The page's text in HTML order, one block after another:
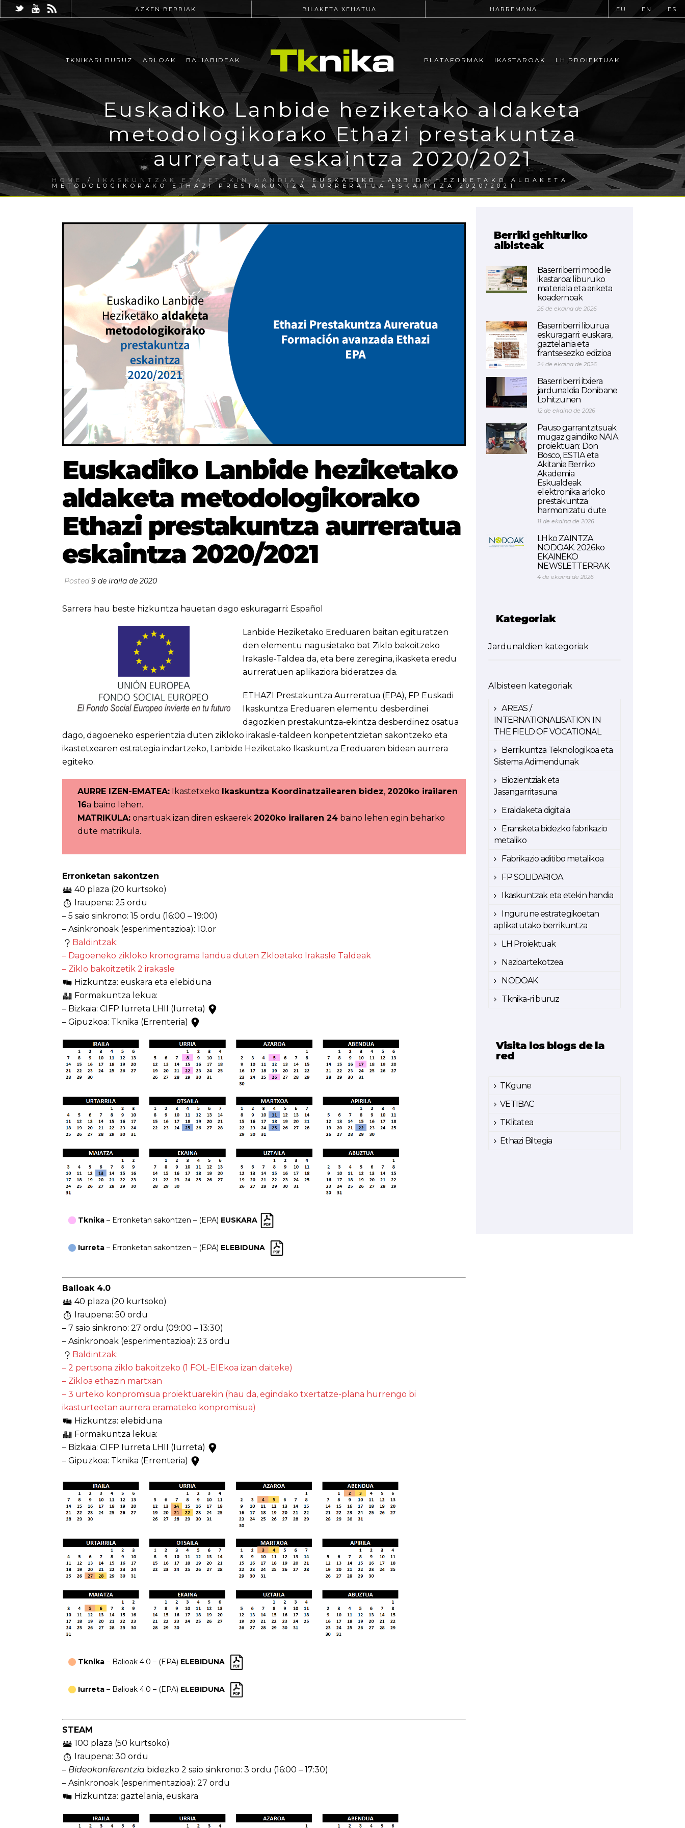
AZKEN BERRIAK BILAKETA XEHATUA HARREMANA EU EN ES
TKNIKARI BURUZ ARLOAK BALIABIDEAK PLATAFORMAK IKASTAROAK LH PROIEKTUAK
Euskadiko Lanbide heziketako aldaketa
metodologikorako Ethazi prestakuntza
aurreratua eskaintza 2020/2021
HOME / IKASKUNTZAK ETA ETEKIN HANDIA / EUSKADIKO LANBIDE HEZIKETAKO ALDAKETA
METODOLOGIKORAKO ETHAZI PRESTAKUNTZA AURRERATUA ESKAINTZA 2020/2021
Euskadiko Lanbide heziketako
aldaketa metodologikorako
Ethazi prestakuntza aurreratua
eskaintza 2020/2021
Posted9 de iraila de 2020
Sarrera hau beste hizkuntza hauetan dago eskuragarri: Español
Lanbide Heziketako Ereduaren baitan egituratzen
den elementu nagusietako bat Ziklo bakoitzeko
Irakasle-Taldea da, eta bere zeregina, ikasketa eredu
aurreratuen aplikaziora bideratzea da.
ETHAZI Prestakuntza Aurreratua (EPA), FP Euskadi
Ikaskuntza Ereduaren elementu desberdinei
dagozkien prestakuntza-ekintza desberdinez osatua
dago, dagoeneko esperientzia duten zikloko irakasle-taldeen konpetentzietan sakontzeko eta
ikastetxearen estrategia indartzeko, Lanbide Heziketako Ikaskuntza Ereduaren bidean aurrera
egiteko.
AURRE IZEN-EMATEA: Ikastetxeko Ikaskuntza Koordinatzailearen bidez, 2020ko irailaren
16a baino lehen.
MATRIKULA: onartuak izan diren eskaerek 2020ko irailaren 24 baino lehen egin beharko
dute matrikula.
Erronketan sakontzen
40 plaza (20 kurtsoko)
Iraupena: 25 ordu
– 5 saio sinkrono: 15 ordu (16:00 – 19:00)
– Asinkronoak (esperimentazioa): 10.or
Baldintzak:
– Dagoeneko zikloko kronograma landua duten Zkloetako Irakasle Taldeak
– Ziklo bakoitzetik 2 irakasle
Hizkuntza: euskara eta elebiduna
Formakuntza lekua:
– Bizkaia: CIFP Iurreta LHII (Iurreta)
– Gipuzkoa: Tknika (Errenteria)
Tknika – Erronketan sakontzen – (EPA) EUSKARA
Iurreta – Erronketan sakontzen – (EPA) ELEBIDUNA
Balioak 4.0
40 plaza (20 kurtsoko)
Iraupena: 50 ordu
– 7 saio sinkrono: 27 ordu (09:00 – 13:30)
– Asinkronoak (esperimentazioa): 23 ordu
Baldintzak:
– 2 pertsona ziklo bakoitzeko (1 FOL-EIEkoa izan daiteke)
– Zikloa ethazin martxan
– 3 urteko konpromisua proiektuarekin (hau da, egindako txertatze-plana hurrengo bi
ikasturteetan aurrera eramateko konpromisua)
Hizkuntza: elebiduna
Formakuntza lekua:
– Bizkaia: CIFP Iurreta LHII (Iurreta)
– Gipuzkoa: Tknika (Errenteria)
Tknika – Balioak 4.0 – (EPA) ELEBIDUNA
Iurreta – Balioak 4.0 – (EPA) ELEBIDUNA
STEAM
100 plaza (50 kurtsoko)
Iraupena: 30 ordu
– Bideokonferentzia bidezko 2 saio sinkrono: 3 ordu (16:00 – 17:30)
– Asinkronoak (esperimentazioa): 27 ordu
Hizkuntza: gaztelania, euskara
Berriki gehituriko
albisteak
Baserriberri moodle
ikastaroa: liburuko
materiala eta ariketa
koadernoak
26 de ekaina de 2026
Baserriberri liburua
eskuragarri: euskara,
gaztelania eta
frantsesezko edizioa
24 de ekaina de 2026
Baserriberri itxiera
jardunaldia Donibane
Lohitzunen
12 de ekaina de 2026
Pauso garrantzitsuak
mugaz gaindiko NAIA
proiektuan: Don
Bosco, ESTIA eta
Akitania Berriko
Akademia
Eskualdeak
elektronika arloko
prestakuntza
harmonizatu dute
11 de ekaina de 2026
LHko ZAINTZA
NODOAK. 2026ko
EKAINEKO
NEWSLETTERRAK.
4 de ekaina de 2026
Kategoriak
Jardunaldien kategoriak
Albisteen kategoriak
AREAS /
INTERNATIONALISATION IN
THE FIELD OF VOCATIONAL
Berrikuntza Teknologikoa eta
Sistema Adimendunak
Biozientziak eta
Jasangarritasuna
Eraldaketa digitala
Eransketa bidezko fabrikazio
metaliko
Fabrikazio aditibo metalikoa
FP SOLIDARIOA
Ikaskuntzak eta etekin handia
Ingurune estrategikoetan
aplikatutako berrikuntza
LH Proiektuak
Nazioartekotzea
NODOAK
Tknika-ri buruz
Visita los blogs de la
red
TKgune
VETIBAC
TKlitatea
Ethazi Biltegia